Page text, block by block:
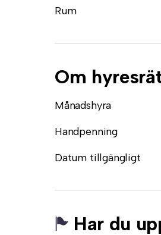
Rum
Om
Månadshyra
Handpenning
Datum tillgängligt
Har du